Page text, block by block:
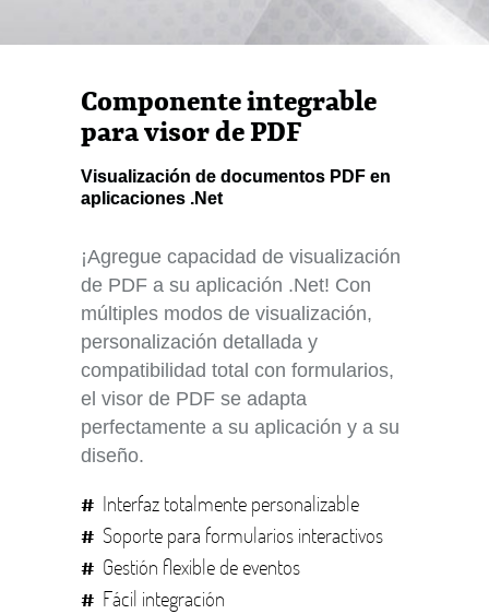
Componente integrable
para visor de PDF
Visualización de documentos PDF en
aplicaciones .Net
¡Agregue capacidad de visualización
de PDF a su aplicación .Net! Con
múltiples modos de visualización,
personalización detallada y
compatibilidad total con formularios,
el visor de PDF se adapta
perfectamente a su aplicación y a su
diseño.
Interfaz totalmente personalizable
Soporte para formularios interactivos
Gestión flexible de eventos
Fácil integración